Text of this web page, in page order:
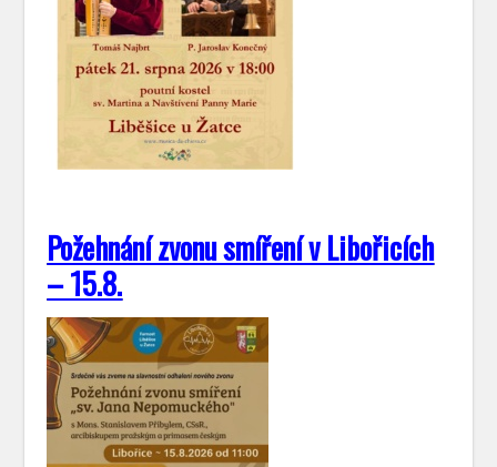
Požehnání zvonu smíření v Libořicích
– 15.8.